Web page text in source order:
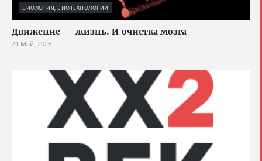
БИОЛОГИЯ, БИОТЕХНОЛОГИИ
Движение — жизнь. И очистка мозга
21 Май, 2026